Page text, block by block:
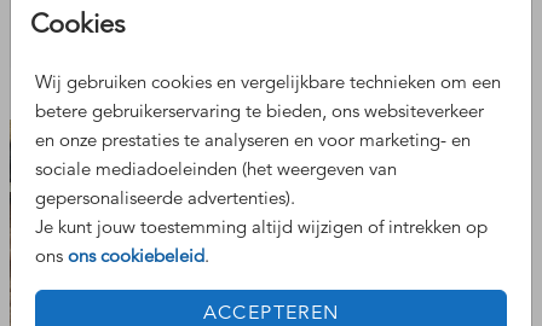
Cookies
Wij gebruiken cookies en vergelijkbare technieken om een
betere gebruikerservaring te bieden, ons websiteverkeer
en onze prestaties te analyseren en voor marketing- en
sociale mediadoeleinden (het weergeven van
gepersonaliseerde advertenties).
Je kunt jouw toestemming altijd wijzigen of intrekken op
ons ons cookiebeleid.
ACCEPTEREN